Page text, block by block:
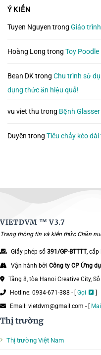
Ý KIẾN
Tuyen Nguyen trong Giáo
Hoàng Long trong Toy
Bean DKtrong Chu trình sử
dụng thức ăn hiệu quả!
vu viet thu trong Bệnh
Duyên trong Tiêu chảy kéo
VIETDVM ™V3.7
Trang thông tin và kiến thức Chăn
Giấy phép số 391/GP-BTTTT, cấp
Vận hành bởi Công ty CP Ứng
Tầng 8, tòa Hanoi Creative City,
Hotline: 0934-671-388 - [ Gọi
Email: vietdvm@gmail.com - [
Mail
Thị trường
Thị trường Việt Nam